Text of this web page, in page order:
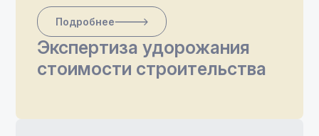
Подробнее
Экспертиза удорожания
стоимости строительства